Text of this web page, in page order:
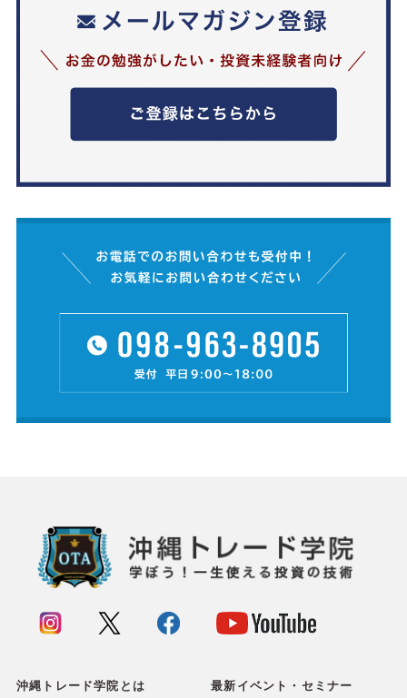
沖縄トレード学院とは 最新イベント・セミナー